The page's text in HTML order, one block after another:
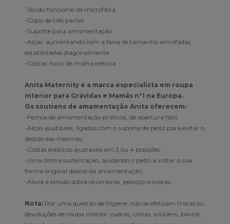
-Tecido funcional de microfibra
-Copa de três partes
-Suporte para amamentação
-Alças: aumentando com a faixa de tamanho almofadas
estabilizadas diagonalmente
-Costas: forro de malha elétrica
Anita Maternity é a marca especialista em roupa
interior para Grávidas e Mamãs nº1 na Europa.
Os soutiens de amamentação Anita oferecem:
-Fechos de amamentação práticos, de abertura fácil;
-Alças ajustáveis, ligadas com o suporte de peito para evitar o
deslize das mesmas;
-Costas elásticas ajustáveis em 3 ou 4 posições;
-Uma ótima sustentação, ajudando o peito a voltar à sua
forma original depois da amamentação;
-Alivia a tensão sobre os ombros, pescoço e costas.
Nota: Por uma questão de higiene, não se efetuam trocas ou
devoluções de roupa interior: cuecas, cintas, soutiens, bikinis,